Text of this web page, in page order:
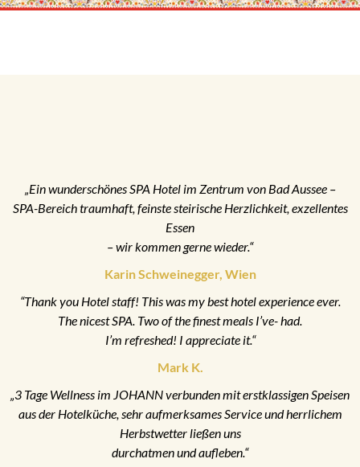
„Ein wunderschönes SPA Hotel im Zentrum von Bad Aussee –
SPA-Bereich traumhaft, feinste steirische Herzlichkeit, exzellentes
Essen
– wir kommen gerne wieder.“
Karin Schweinegger, Wien
“Thank you Hotel staff! This was my best hotel experience ever.
The nicest SPA. Two of the finest meals I’ve- had.
I’m refreshed! I appreciate it.“
Mark K.
„3 Tage Wellness im JOHANN verbunden mit erstklassigen Speisen
aus der Hotelküche, sehr aufmerksames Service und herrlichem
Herbstwetter ließen uns
durchatmen und aufleben.“